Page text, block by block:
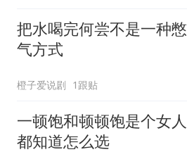
把水喝完何尝不是一种憋
气方式
橙子爱说剧 1跟贴
一顿饱和顿顿饱是个女人
都知道怎么选